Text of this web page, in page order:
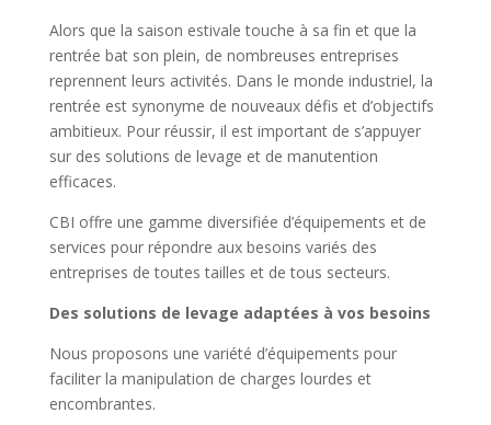
Alors que la saison estivale touche à sa fin et que la
rentrée bat son plein, de nombreuses entreprises
reprennent leurs activités. Dans le monde industriel, la
rentrée est synonyme de nouveaux défis et d’objectifs
ambitieux. Pour réussir, il est important de s’appuyer
sur des solutions de levage et de manutention
efficaces.
CBI offre une gamme diversifiée d’équipements et de
services pour répondre aux besoins variés des
entreprises de toutes tailles et de tous secteurs.
Des solutions de levage adaptées à vos besoins
Nous proposons une variété d’équipements pour
faciliter la manipulation de charges lourdes et
encombrantes.